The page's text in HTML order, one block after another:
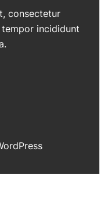
consectetur
incididunt